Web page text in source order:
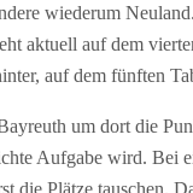
wiederum
aktuell auf dem
auf dem fünften
um dort die
Aufgabe wird. Bei